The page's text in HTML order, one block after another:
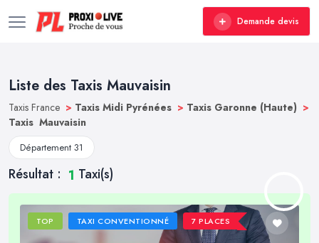
Demande devis
Liste des Taxis Mauvaisin
Taxis France > Taxis Midi Pyrénées > Taxis Garonne (Haute) >
Taxis Mauvaisin
Département 31
Résultat : 1 Taxi(s)
TOP TAXI CONVENTIONNÉ 7 PLACES